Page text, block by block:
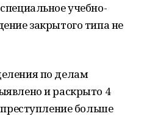
учебно-
закрытого типа не
по де­лам
и раскрыто 4
больше